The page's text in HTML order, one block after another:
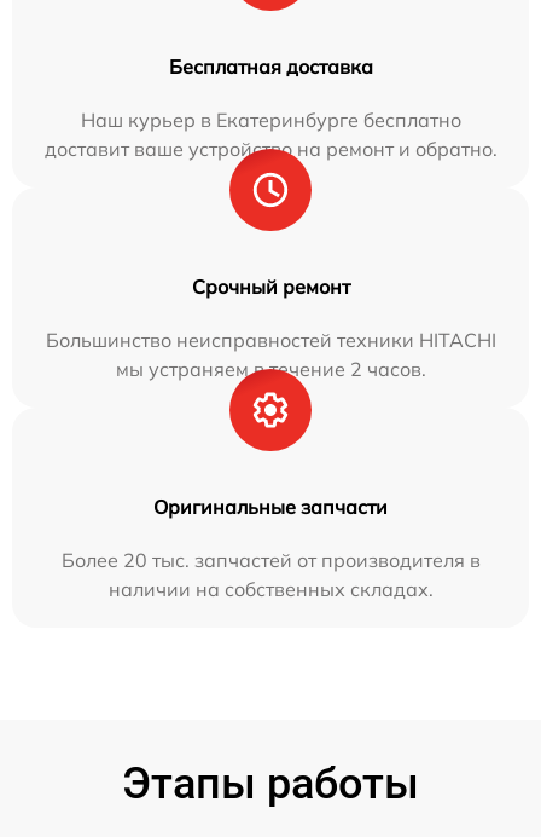
Бесплатная доставка
Наш курьер в Екатеринбурге бесплатно
доставит ваше устройство на ремонт и обратно.
Срочный ремонт
Большинство неисправностей техники HITACHI
мы устраняем в течение 2 часов.
Оригинальные запчасти
Более 20 тыс. запчастей от производителя в
наличии на собственных складах.
Этапы работы